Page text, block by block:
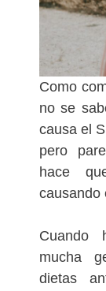
Como
no se
causa el
pero
hace
causando
Cuando
mucha
dietas